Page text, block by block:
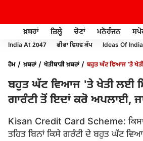
ਖ਼ਬਰਾਂ ਜ਼ਿਲ੍ਹੇ ਚੋਣਾਂ ਮਨੋਰੰਜਨ
India At 2047 ਫੀਫਾ ਵਿਸ਼ਵ ਕੱਪ Ideas Of India
ਹੋਮ ਖ਼ਬਰਾਂ ਖੇਤੀਬਾੜੀ ਖ਼ਬਰਾਂ
ਬਹੁਤ ਘੱਟ ਵਿਆਜ 'ਤੇ
ਬਹੁਤ ਘੱਟ ਵਿਆਜ 'ਤੇ ਖੇਤੀ ਲਈ
ਗਾਰੰਟੀ ਤੋਂ ਇਦਾਂ ਕਰੋ ਅਪਲਾਈ,
Kisan Credit Card Scheme:
ਤਹਿਤ ਬਿਨਾਂ ਕਿਸੇ ਗਰੰਟੀ ਦੇ ਬਹੁਤ ਘੱਟ